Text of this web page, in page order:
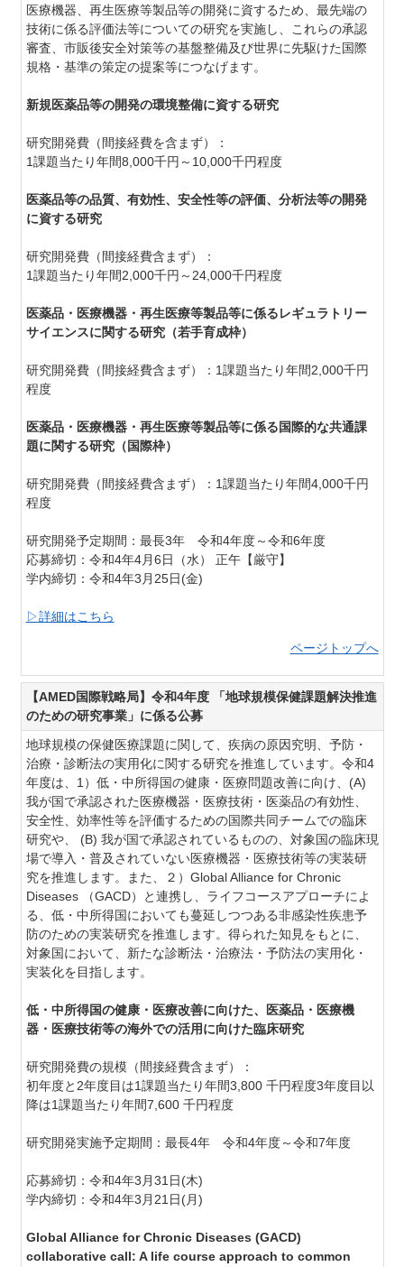
医療機器、再生医療等製品等の開発に資するため、最先端の
技術に係る評価法等についての研究を実施し、これらの承認
審査、市販後安全対策等の基盤整備及び世界に先駆けた国際
規格・基準の策定の提案等につなげます。
新規医薬品等の開発の環境整備に資する研究
研究開発費（間接経費を含まず）：
1課題当たり年間8,000千円～10,000千円程度
医薬品等の品質、有効性、安全性等の評価、分析法等の開発
に資する研究
研究開発費（間接経費含まず）：
1課題当たり年間2,000千円～24,000千円程度
医薬品・医療機器・再生医療等製品等に係るレギュラトリー
サイエンスに関する研究（若手育成枠）
研究開発費（間接経費含まず）：1課題当たり年間2,000千円
程度
医薬品・医療機器・再生医療等製品等に係る国際的な共通課
題に関する研究（国際枠）
研究開発費（間接経費含まず）：1課題当たり年間4,000千円
程度
研究開発予定期間：最長3年 令和4年度～令和6年度
応募締切：令和4年4月6日（水） 正午【厳守】
学内締切：令和4年3月25日(金)
▷詳細はこちら
ページトップへ
【AMED国際戦略局】令和4年度 「地球規模保健課題解決推進
のための研究事業」に係る公募
地球規模の保健医療課題に関して、疾病の原因究明、予防・
治療・診断法の実用化に関する研究を推進しています。令和4
年度は、1）低・中所得国の健康・医療問題改善に向け、(A)
我が国で承認された医療機器・医療技術・医薬品の有効性、
安全性、効率性等を評価するための国際共同チームでの臨床
研究や、 (B) 我が国で承認されているものの、対象国の臨床現
場で導入・普及されていない医療機器・医療技術等の実装研
究を推進します。また、２）Global Alliance for Chronic
Diseases （GACD）と連携し、ライフコースアプローチによ
る、低・中所得国においても蔓延しつつある非感染性疾患予
防のための実装研究を推進します。得られた知見をもとに、
対象国において、新たな診断法・治療法・予防法の実用化・
実装化を目指します。
低・中所得国の健康・医療改善に向けた、医薬品・医療機
器・医療技術等の海外での活用に向けた臨床研究
研究開発費の規模（間接経費含まず）：
初年度と2年度目は1課題当たり年間3,800 千円程度3年度目以
降は1課題当たり年間7,600 千円程度
研究開発実施予定期間：最長4年 令和4年度～令和7年度
応募締切：令和4年3月31日(木)
学内締切：令和4年3月21日(月)
Global Alliance for Chronic Diseases (GACD)
collaborative call: A life course approach to common